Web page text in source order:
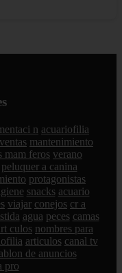
n acuariofilia
ventas mantenimiento
mam feros verano
peluquer a canina
protagonistas
snacks acuario
viajar conejos cr a
agua peces camas
culos nombres para
articulos canal tv
de anuncios
pro